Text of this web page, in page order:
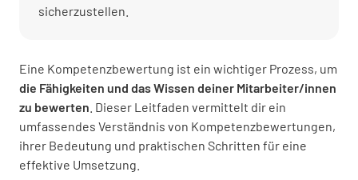
sicherzustellen.
Eine Kompetenzbewertung ist ein wichtiger Prozess, um
die Fähigkeiten und das Wissen deiner Mitarbeiter/innen
zu bewerten . Dieser Leitfaden vermittelt dir ein
umfassendes Verständnis von Kompetenzbewertungen,
ihrer Bedeutung und praktischen Schritten für eine
effektive Umsetzung.